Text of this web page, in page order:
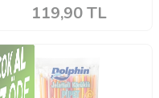
119,90TL